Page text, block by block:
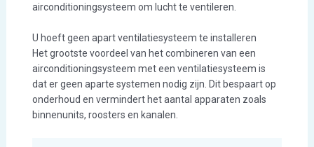
airconditioningsysteem om lucht te ventileren.
U hoeft geen apart ventilatiesysteem te installeren
Het grootste voordeel van het combineren van een
airconditioningsysteem met een ventilatiesysteem is
dat er geen aparte systemen nodig zijn. Dit bespaart op
onderhoud en vermindert het aantal apparaten zoals
binnenunits, roosters en kanalen.